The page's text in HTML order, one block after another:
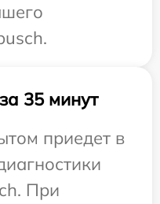
35 минут
приедет в
При